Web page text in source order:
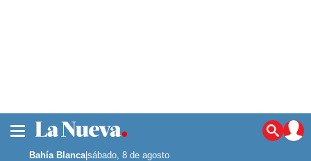
Noticias
La ciudad
Bahía Blanca|sábado, 8 de agosto